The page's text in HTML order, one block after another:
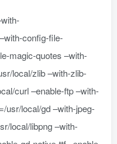
config-file-
magic-quotes –with-
local/zlib –with-zlib-
curl –enable-ftp –with-
usr/local/gd –with-jpeg-
local/libpng –with-